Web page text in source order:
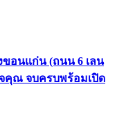
อนแก่น (ถนน 6 เลน
คุณ จบครบพร้อมเปิด